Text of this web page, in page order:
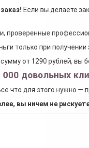
! Если вы делаете
проверенные
только при
от 1290 рублей, вы
000 довольных
что для этого нужно —
вы ничем не